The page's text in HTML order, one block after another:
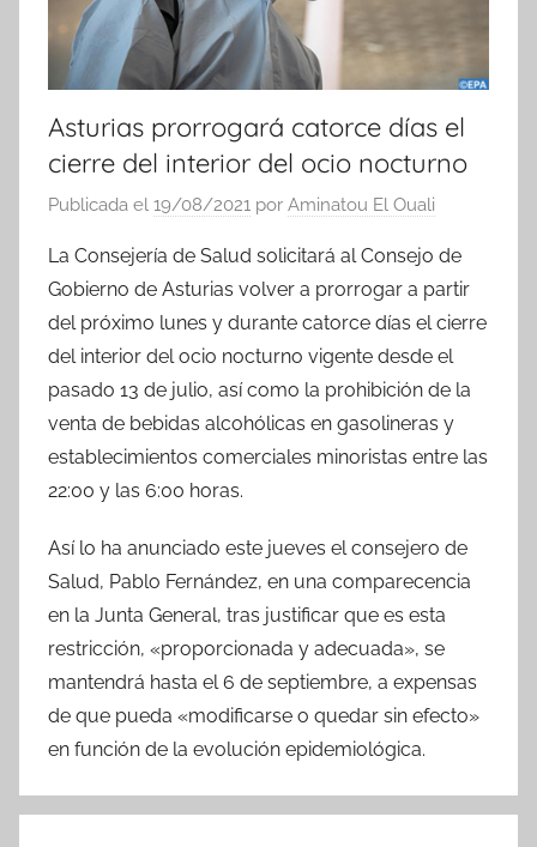
Asturias prorrogará catorce días el
cierre del interior del ocio nocturno
Publicada el 19/08/2021 por Aminatou El Ouali
La Consejería de Salud solicitará al Consejo de
Gobierno de Asturias volver a prorrogar a partir
del próximo lunes y durante catorce días el cierre
del interior del ocio nocturno vigente desde el
pasado 13 de julio, así como la prohibición de la
venta de bebidas alcohólicas en gasolineras y
establecimientos comerciales minoristas entre las
22:00 y las 6:00 horas.
Así lo ha anunciado este jueves el consejero de
Salud, Pablo Fernández, en una comparecencia
en la Junta General, tras justificar que es esta
restricción, «proporcionada y adecuada», se
mantendrá hasta el 6 de septiembre, a expensas
de que pueda «modificarse o quedar sin efecto»
en función de la evolución epidemiológica.